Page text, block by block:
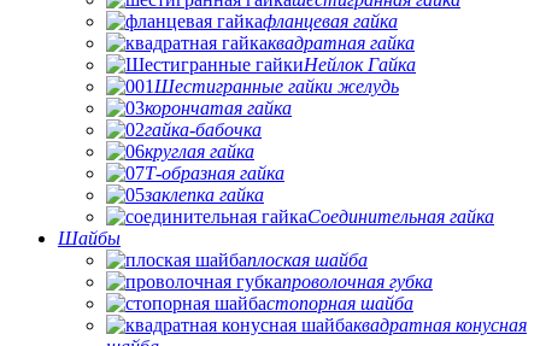
фланцевая гайка
квадратная гайка
Нейлок Гайка
Шестигранные гайки желудь
корончатая гайка
гайка-бабочка
круглая гайка
Т-образная гайка
заклепка гайка
Соединительная гайка
Шайбы
плоская шайба
проволочная губка
стопорная шайба
квадратная конусная